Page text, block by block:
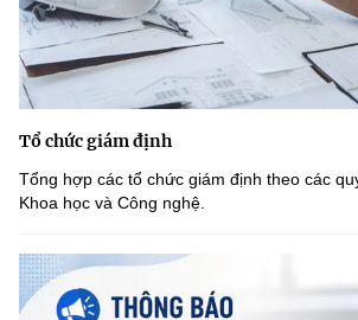
Tổ chức giám định
Tổng hợp các tổ chức giám định theo các
Khoa học và Công nghệ.